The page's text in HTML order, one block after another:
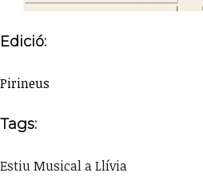
Edició:
Pirineus
Tags:
Estiu Musical a Llívia